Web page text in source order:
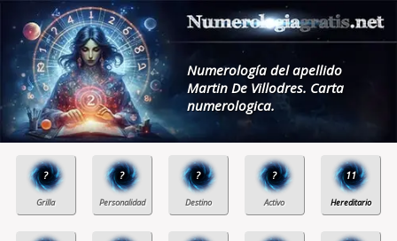
Numerología del apellido
Martin De Villodres. Carta
numerologica.
? ? ? ? 11